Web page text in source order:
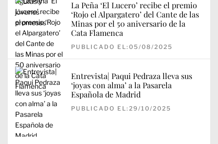
La Peña ‘El Lucero’ recibe el premio
‘Rojo el Alpargatero’ del Cante de las
Minas por el 50 aniversario de la
Cata Flamenca
PUBLICADO EL:05/08/2025
Entrevista| Paqui Pedraza lleva sus
‘joyas con alma’ a la Pasarela
Española de Madrid
PUBLICADO EL:29/10/2025